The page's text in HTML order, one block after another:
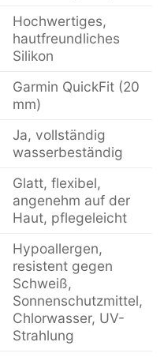
Hochwertiges,
hautfreundliches
Silikon
Garmin QuickFit (20
mm)
Ja, vollständig
wasserbeständig
Glatt, flexibel,
angenehm auf der
Haut, pflegeleicht
Hypoallergen,
resistent gegen
Schweiß,
Sonnenschutzmittel,
Chlorwasser, UV-
Strahlung